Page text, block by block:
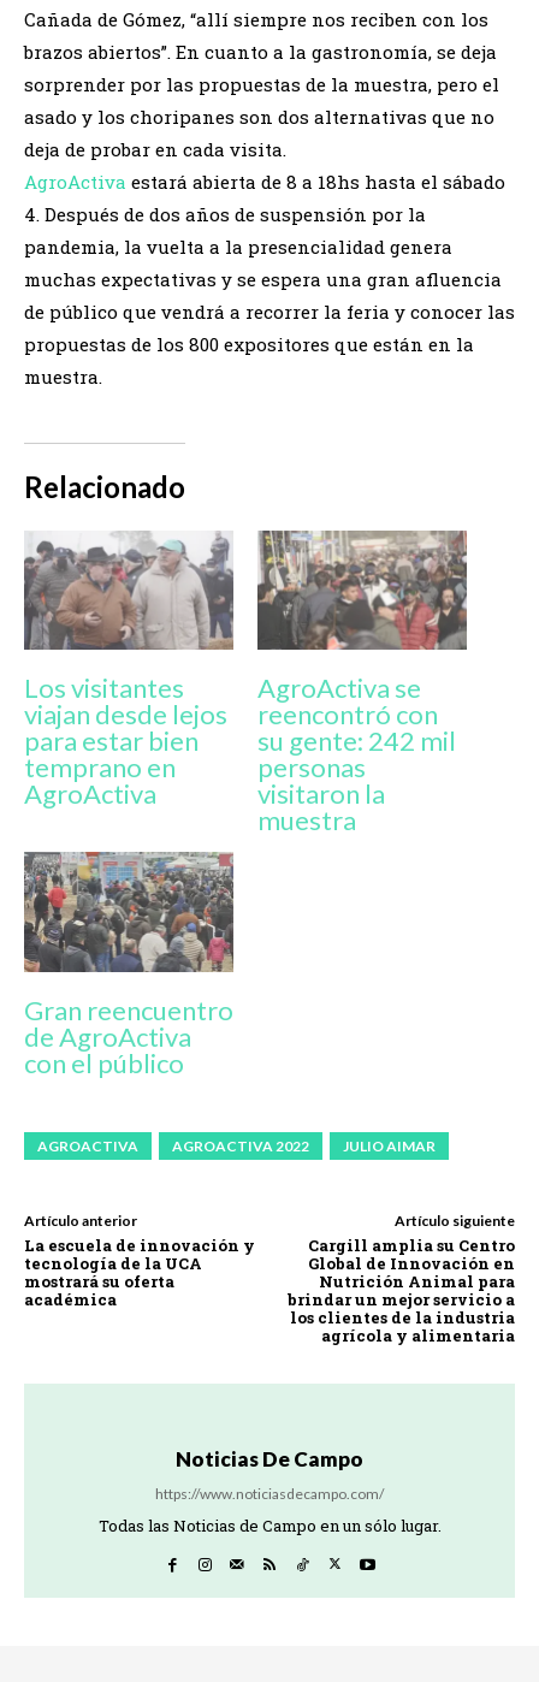
Cañada de Gómez, “allí siempre nos reciben con los
brazos abiertos”. En cuanto a la gastronomía, se deja
sorprender por las propuestas de la muestra, pero el
asado y los choripanes son dos alternativas que no
deja de probar en cada visita.
AgroActiva estará abierta de 8 a 18hs hasta el sábado
4. Después de dos años de suspensión por la
pandemia, la vuelta a la presencialidad genera
muchas expectativas y se espera una gran afluencia
de público que vendrá a recorrer la feria y conocer las
propuestas de los 800 expositores que están en la
muestra.
Relacionado
Los visitantes
viajan desde lejos
para estar bien
temprano en
AgroActiva
AgroActiva se
reencontró con
su gente: 242 mil
personas
visitaron la
muestra
Gran reencuentro
de AgroActiva
con el público
AGROACTIVA AGROACTIVA 2022 JULIO AIMAR
Artículo anterior
La escuela de innovación y
tecnología de la UCA
mostrará su oferta
académica
Artículo siguiente
Cargill amplia su Centro
Global de Innovación en
Nutrición Animal para
brindar un mejor servicio a
los clientes de la industria
agrícola y alimentaria
Noticias De Campo
https://www.noticiasdecampo.com/
Todas las Noticias de Campo en un sólo lugar.